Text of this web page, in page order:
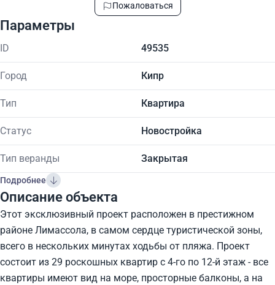
Пожаловаться
Параметры
ID 49535
Город Кипр
Тип Квартира
Статус Новостройка
Тип веранды Закрытая
Подробнее
Описание объекта
Этот эксклюзивный проект расположен в престижном
районе Лимассола, в самом сердце туристической зоны,
всего в нескольких минутах ходьбы от пляжа. Проект
состоит из 29 роскошных квартир с 4-го по 12-й этаж - все
квартиры имеют вид на море, просторные балконы, а на